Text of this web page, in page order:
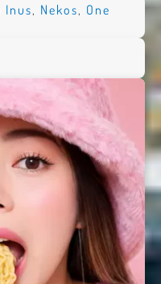
Inus, Nekos, One